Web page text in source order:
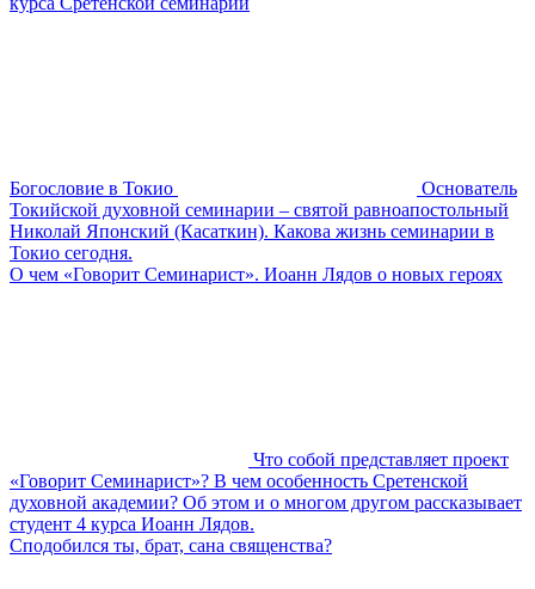
Богословие в Токио
Основатель
Токийской духовной семинарии – святой равноапостольный
Николай Японский (Касаткин). Какова жизнь семинарии в
Токио сегодня.
О чем «Говорит Семинарист». Иоанн Лядов о новых героях
Что собой представляет проект
«Говорит Семинарист»? В чем особенность Сретенской
духовной академии? Об этом и о многом другом рассказывает
студент 4 курса Иоанн Лядов.
Сподобился ты, брат, сана священства?